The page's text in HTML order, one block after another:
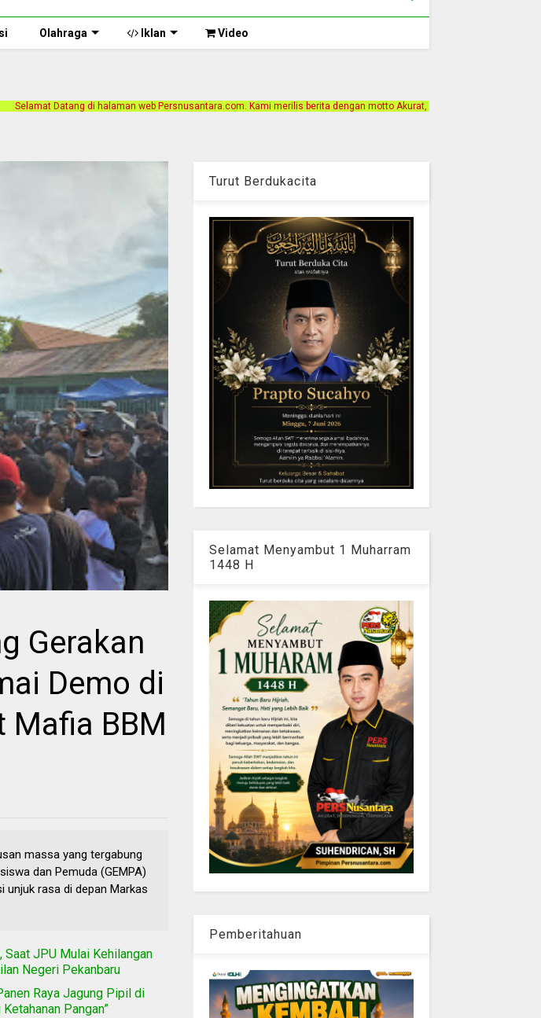
Olahraga Iklan Video
web Persnusantara.com. Kami merilis berita dengan motto Akurat, Independen, Terpercaya. Alamat Kantor Jalan
Gerakan
Demo di
Mafia BBM
massa yang tergabung
dan Pemuda (GEMPA)
unjuk rasa di depan Markas
Saat JPU Mulai Kehilangan
Negeri Pekanbaru
Raya Jagung Pipil di
Pangan”
Turut Berdukacita
Selamat Menyambut 1 Muharram
1448 H
Pemberitahuan